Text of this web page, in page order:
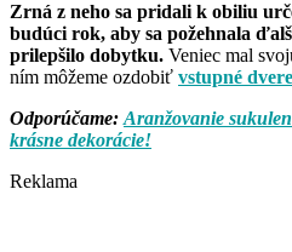
Zrná z neho sa pridali k obiliu
budúci rok, aby sa požehnala
prilepšilo dobytku. Veniec mal
ním môžeme ozdobiť vstupné dvere
Odporúčame: Aranžovanie
krásne dekorácie!
Reklama